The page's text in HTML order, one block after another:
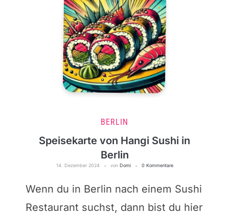
BERLIN
Speisekarte von Hangi Sushi in
Berlin
14. Dezember 2024 von Domi 0 Kommentare
Wenn du in Berlin nach einem Sushi
Restaurant suchst, dann bist du hier